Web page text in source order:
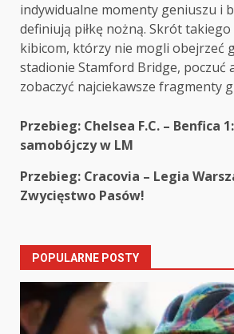
indywidualne momenty geniuszu i
definiują piłkę nożną. Skrót
kibicom, którzy nie mogli obejrzeć
stadionie Stamford Bridge, poczuć
zobaczyć najciekawsze fragmenty
Post
navigation
Przebieg: Chelsea F.C. – Benfica
samobójczy w LM
Przebieg: Cracovia – Legia
Zwycięstwo Pasów!
POPULARNE POSTY